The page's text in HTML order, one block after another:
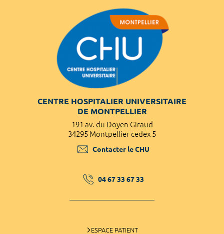
CENTRE HOSPITALIER UNIVERSITAIRE
DE MONTPELLIER
191 av. du Doyen Giraud
34295 Montpellier cedex 5
Contacter le CHU
04 67 33 67 33
ESPACE PATIENT